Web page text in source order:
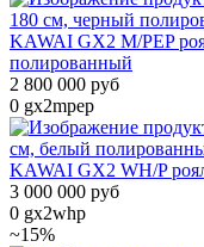
KAWAI GX2 M/PEP
полированный
2 800 000 руб
0 gx2mpep
KAWAI GX2 WH/P
3 000 000 руб
0 gx2whp
~15%